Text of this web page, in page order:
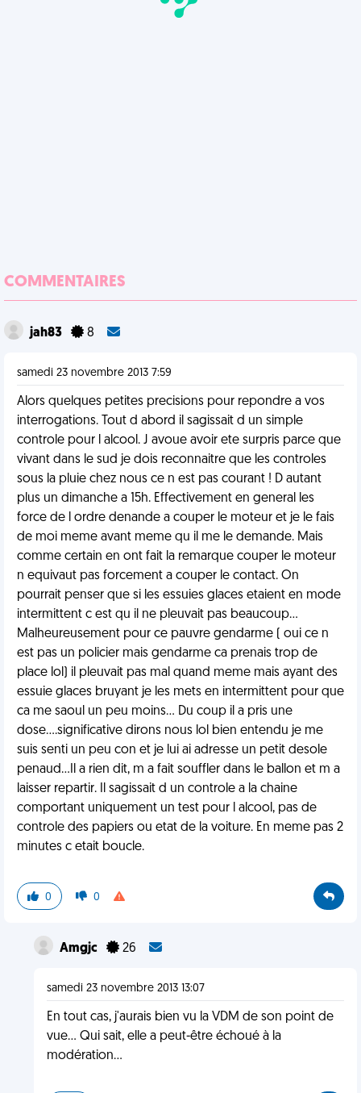
COMMENTAIRES
jah83 8
samedi 23 novembre 2013 7:59
Alors quelques petites precisions pour repondre a vos
interrogations. Tout d abord il sagissait d un simple
controle pour l alcool. J avoue avoir ete surpris parce que
vivant dans le sud je dois reconnaitre que les controles
sous la pluie chez nous ce n est pas courant ! D autant
plus un dimanche a 15h. Effectivement en general les
force de l ordre denande a couper le moteur et je le fais
de moi meme avant meme qu il me le demande. Mais
comme certain en ont fait la remarque couper le moteur
n equivaut pas forcement a couper le contact. On
pourrait penser que si les essuies glaces etaient en mode
intermittent c est qu il ne pleuvait pas beaucoup...
Malheureusement pour ce pauvre gendarme ( oui ce n
est pas un policier mais gendarme ca prenais trop de
place lol) il pleuvait pas mal quand meme mais ayant des
essuie glaces bruyant je les mets en intermittent pour que
ca me saoul un peu moins... Du coup il a pris une
dose....significative dirons nous lol bien entendu je me
suis senti un peu con et je lui ai adresse un petit desole
penaud...Il a rien dit, m a fait souffler dans le ballon et m a
laisser repartir. Il sagissait d un controle a la chaine
comportant uniquement un test pour l alcool, pas de
controle des papiers ou etat de la voiture. En meme pas 2
minutes c etait boucle.
0 0
Amgjc 26
samedi 23 novembre 2013 13:07
En tout cas, j'aurais bien vu la VDM de son point de
vue... Qui sait, elle a peut-être échoué à la
modération...